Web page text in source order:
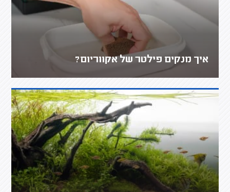
איך מנקים פילטר של אקווריום?